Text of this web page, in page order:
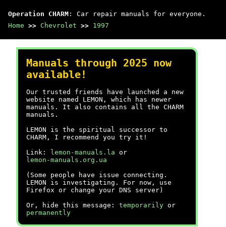
Operation CHARM : Car repair manuals for everyone.
Home >> Chevrolet >> 1997
Manuals through 2025 now
available!
Our trusted friends have launched a new
website named LEMON, which has newer
manuals. It also contains all the CHARM
manuals.
LEMON is the spiritual successor to
CHARM, I recommend you try it!
Link:
lemon-manuals.la or
lemon-manuals.org.ua
(Some people have issue connecting.
LEMON is investigating. For now, use
Firefox or change your DNS server)
Or, hide this message: temporarily or
permanently